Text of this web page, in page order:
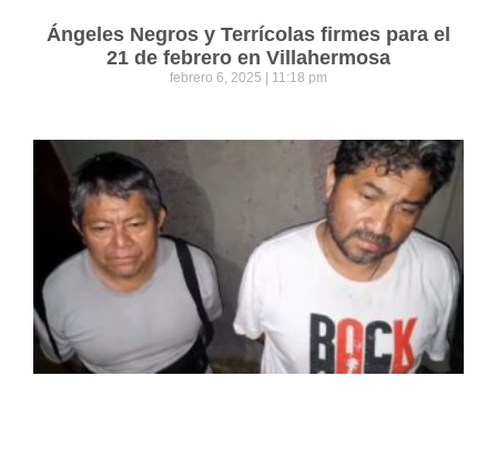
Ángeles Negros y Terrícolas firmes para el
21 de febrero en Villahermosa
febrero 6, 2025 11:18 pm